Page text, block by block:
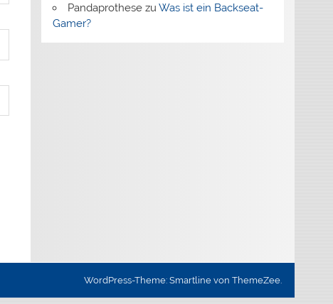
Pandaprothesezu Was ist ein Backseat-
Gamer?
WordPress-Theme: Smartline von ThemeZee.